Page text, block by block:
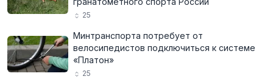
25
Минтранспорта потребует от
велосипедистов подключиться к системе
«Платон»
25